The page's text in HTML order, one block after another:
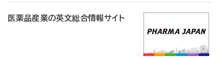
医薬品産業の英文総合情報サイト